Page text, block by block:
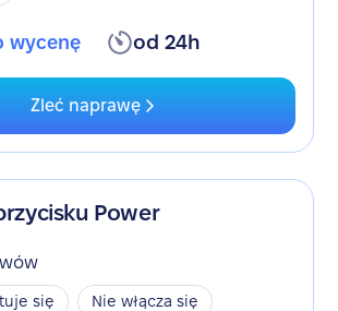
wycenę od 24h
Zleć naprawę
Power
się
Nie włącza się